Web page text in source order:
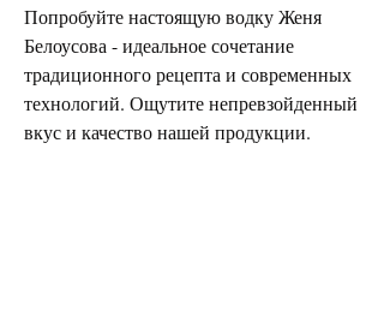
Попробуйте настоящую водку Женя
Белоусова - идеальное сочетание
традиционного рецепта и современных
технологий. Ощутите непревзойденный
вкус и качество нашей продукции.